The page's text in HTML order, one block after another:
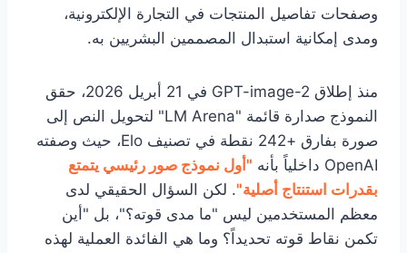
وصفحات تفاصيل المنتجات في التجارة الإلكترونية،
ومدى إمكانية استبدال المصممين البشريين به.
منذ إطلاق GPT-image-2 في 21 أبريل 2026، حقق
النموذج صدارة قائمة "LM Arena" لتحويل النص إلى
صورة بفارق +242 نقطة في تصنيف Elo، حيث وصفته
OpenAI داخلياً بأنه
"أول نموذج صور رئيسي يتمتع
بقدرات استنتاج أصلية". لكن السؤال الحقيقي لدى
معظم المستخدمين ليس "ما مدى قوته؟"، بل "أين
تكمن نقاط قوته تحديداً؟ وما هي الفائدة العملية لهذه